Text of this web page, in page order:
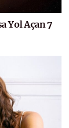
Yol Açan 7